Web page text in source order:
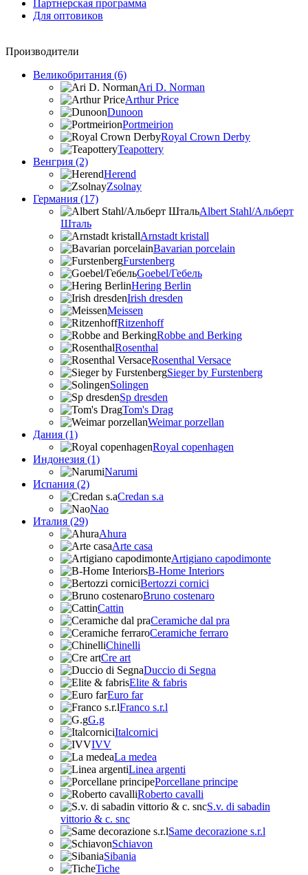
Партнерская программа
Для оптовиков
Производители
Великобритания (6)
Ari D. Norman
Arthur Price
Dunoon
Portmeirion
Royal Crown Derby
Teapottery
Венгрия (2)
Herend
Zsolnay
Германия (17)
Albert Stahl/Альбеpт
Шталь
Arnstadt kristall
Bavarian porcelain
Furstenberg
Goebel/Гебель
Hering Berlin
Irish dresden
Meissen
Ritzenhoff
Robbe and Berking
Rosenthal
Rosenthal Versace
Sieger by Furstenberg
Solingen
Sp dresden
Tom's Drag
Weimar porzellan
Дания (1)
Royal copenhagen
Индонезия (1)
Narumi
Испания (2)
Credan s.a
Nao
Италия (29)
Ahura
Arte casa
Artigiano capodimonte
B-Home Interiors
Bertozzi cornici
Bruno costenaro
Cattin
Ceramiche dal pra
Ceramiche ferraro
Chinelli
Cre art
Duccio di Segna
Elite & fabris
Euro far
Franco s.r.l
G.g
Italcornici
IVV
La medea
Linea argenti
Porcellane principe
Roberto cavalli
S.v. di sabadin
vittorio & c. snc
Same decorazione s.r.l
Schiavon
Sibania
Tiche